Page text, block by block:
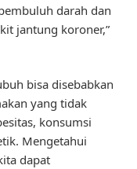
darah dan
jantung koroner,”
bisa disebabkan
yang tidak
konsumsi
Mengetahui
dapat